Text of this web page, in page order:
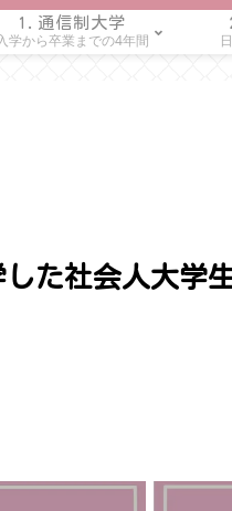
1.通信制大学
学から卒業までの4年間
た社会人大学